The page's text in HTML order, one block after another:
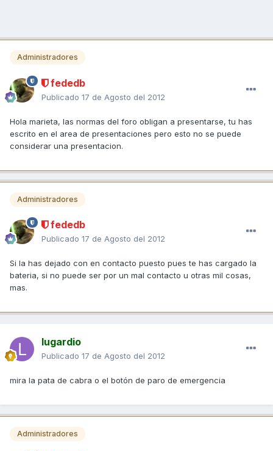
Administradores
fededb
Publicado 17 de Agosto del 2012
Hola marieta, las normas del foro obligan a presentarse, tu has
escrito en el area de presentaciones pero esto no se puede
considerar una presentacion.
Administradores
fededb
Publicado 17 de Agosto del 2012
Si la has dejado con en contacto puesto pues te has cargado la
bateria, si no puede ser por un mal contacto u otras mil cosas,
mas.
lugardio
Publicado 17 de Agosto del 2012
mira la pata de cabra o el botón de paro de emergencia
Administradores